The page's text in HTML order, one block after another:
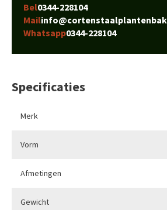
Bel0344-228104
Mail
Whatsapp0344-228104
Specificaties
Merk
Vorm
Afmetingen
Gewicht